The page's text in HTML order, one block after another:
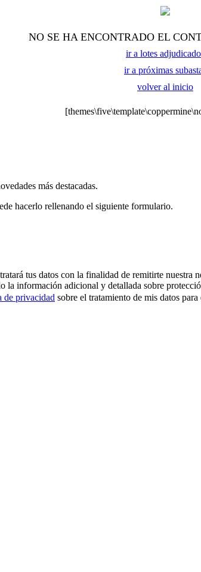
NO SE HA ENCONTRADO EL
ir a lotes
ir a próximas
volver al inicio
más destacadas.
hacerlo rellenando el siguiente formulario.
tus datos con la finalidad de remitirte nuestra
la información adicional y detallada sobre
de privacidad sobre el tratamiento de mis datos